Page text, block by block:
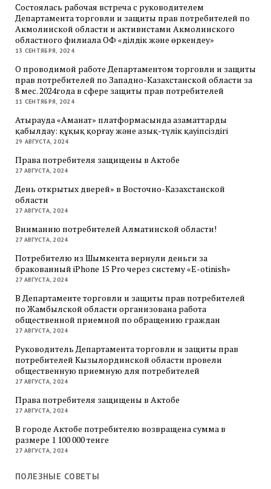
Состоялась рабочая встреча с руководителем
Департамента торговли и защиты прав потребителей по
Акмолинской области и активистами Акмолинского
областного филиала ОФ «Әділдік және өркендеу»
13 СЕНТЯБРЯ, 2024
О проводимой работе Департаментом торговли и защиты
прав потребителей по Западно-Казахстанской области за
8 мес. 2024года в сфере защиты прав потребителей
11 СЕНТЯБРЯ, 2024
Атырауда «Аманат» платформасында азаматтарды
қабылдау: құқық қорғау және азық-түлік қауіпсіздігі
29 АВГУСТА, 2024
Права потребителя защищены в Актобе
27 АВГУСТА, 2024
День открытых дверей» в Восточно-Казахстанской
области
27 АВГУСТА, 2024
Вниманию потребителей Алматинской области!
27 АВГУСТА, 2024
Потребителю из Шымкента вернули деньги за
бракованный iPhone 15 Pro через систему «E-otinish»
27 АВГУСТА, 2024
В Департаменте торговли и защиты прав потребителей
по Жамбылской области организована работа
общественной приемной по обращению граждан
27 АВГУСТА, 2024
Руководитель Департамента торговли и защиты прав
потребителей Кызылординской области провели
общественную приемную для потребителей
27 АВГУСТА, 2024
Права потребителя защищены в Актобе
27 АВГУСТА, 2024
В городе Актобе потребителю возвращена сумма в
размере 1 100 000 тенге
27 АВГУСТА, 2024
ПОЛЕЗНЫЕ СОВЕТЫ